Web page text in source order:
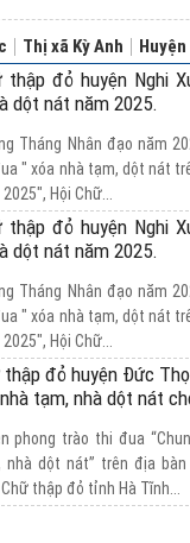
Thị xã Kỳ Anh Huyện
thập đỏ huyện Nghi
dột nát năm 2025.
Tháng Nhân đạo năm
" xóa nhà tạm, dột nát
Hội Chữ...
thập đỏ huyện Nghi
dột nát năm 2025.
Tháng Nhân đạo năm
" xóa nhà tạm, dột nát
Hội Chữ...
thập đỏ huyện Đức
tạm, nhà dột nát
phong trào thi đua
nhà dột nát” trên địa
thập đỏ tỉnh Hà Tĩnh...